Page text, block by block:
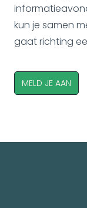
kun je samen
gaat richting
MELD JE AAN